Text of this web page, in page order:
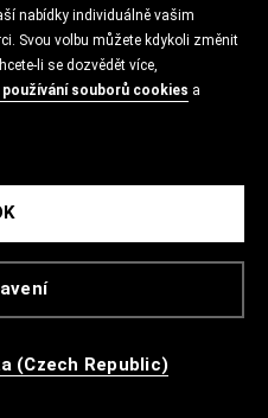
nabídky individuálně vašim
Svou volbu můžete kdykoli změnit
li se dozvědět více,
používání souborů cookies a
(Czech Republic)